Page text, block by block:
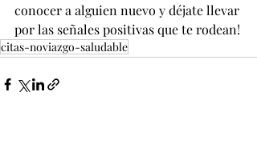
conocer a alguien nuevo y déjate llevar
por las señales positivas que te rodean!
citas-noviazgo-saludable